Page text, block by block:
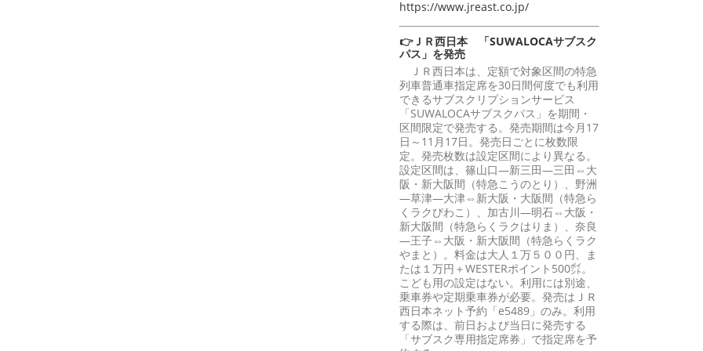
https://www.jreast.co.jp/
👉ＪＲ西日本 「SUWALOCAサブスク
パス」を発売
ＪＲ西日本は、定額で対象区間の特急
列車普通車指定席を30日間何度でも利用
できるサブスクリプションサービス
「SUWALOCAサブスクパス」を期間・
区間限定で発売する。発売期間は今月17
日～11月17日。発売日ごとに枚数限
定。発売枚数は設定区間により異なる。
設定区間は、篠山口―新三田―三田⇔大
阪・新大阪間（特急こうのとり）、野洲
―草津―大津⇔新大阪・大阪間（特急ら
くラクびわこ）、加古川―明石⇔大阪・
新大阪間（特急らくラクはりま）、奈良
―王子⇔大阪・新大阪間（特急らくラク
やまと）。料金は大人１万５００円、ま
たは１万円＋WESTERポイント500㌽。
こども用の設定はない。利用には別途、
乗車券や定期乗車券が必要。発売はＪＲ
西日本ネット予約「e5489」のみ。利用
する際は、前日および当日に発売する
「サブスク専用指定席券」で指定席を予